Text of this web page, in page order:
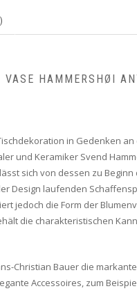
VASE HAMMERSHØI
in Gedenken an
und Keramiker Svend
sich von dessen zu Beginn
Design laufenden
jedoch die Form der
die charakteristischen
Christian Bauer die
Accessoires, zum